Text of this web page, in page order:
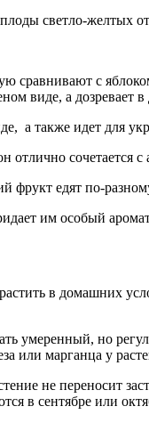
светло-желтых
сравнивают с
виде, а дозревает
а также идет для
отлично сочетается
фрукт едят по-
им особый
в домашних
умеренный, но
или марганца у
не переносит
в сентябре или